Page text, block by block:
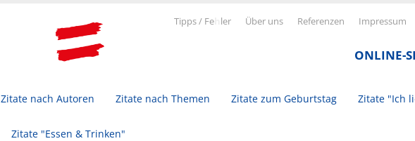
Tipps / Fe ler Über uns Referenzen Impressum
ONLINE-
Zitate nach Autoren Zitate nach Themen Zitate zum Geburtstag Zitate "Ich
Zitate "Essen & Trinken"